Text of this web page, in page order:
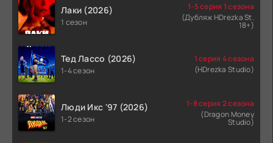
Лаки (2026)
1 сезон
1-5 серия 1 сезона
(Дубляж HDrezka St.
18+)
Тед Лассо (2026)
1-4 сезон
1 серия 4 сезона
(HDrezka Studio)
Люди Икс '97 (2026)
1-2 сезон
1-8 серия 2 сезона
(Dragon Money
Studio)